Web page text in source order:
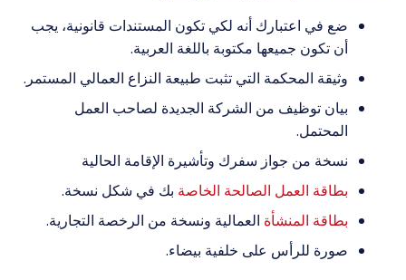
ضع في اعتبارك أنه لكي تكون المستندات قانونية، يجب
أن تكون جميعها مكتوبة باللغة العربية.
وثيقة المحكمة التي تثبت طبيعة النزاع العمالي المستمر.
بيان توظيف من الشركة الجديدة لصاحب العمل
المحتمل.
نسخة من جواز سفرك وتأشيرة الإقامة الحالية
بطاقة العمل الصالحة الخاصة بك في شكل نسخة.
بطاقة المنشأة العمالية ونسخة من الرخصة التجارية.
صورة للرأس على خلفية بيضاء.